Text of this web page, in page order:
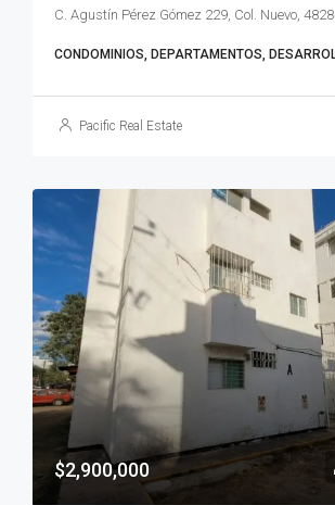
CONDOMINIOS, DEPARTAMENTOS,
Pacific Real Estate
$2,900,000